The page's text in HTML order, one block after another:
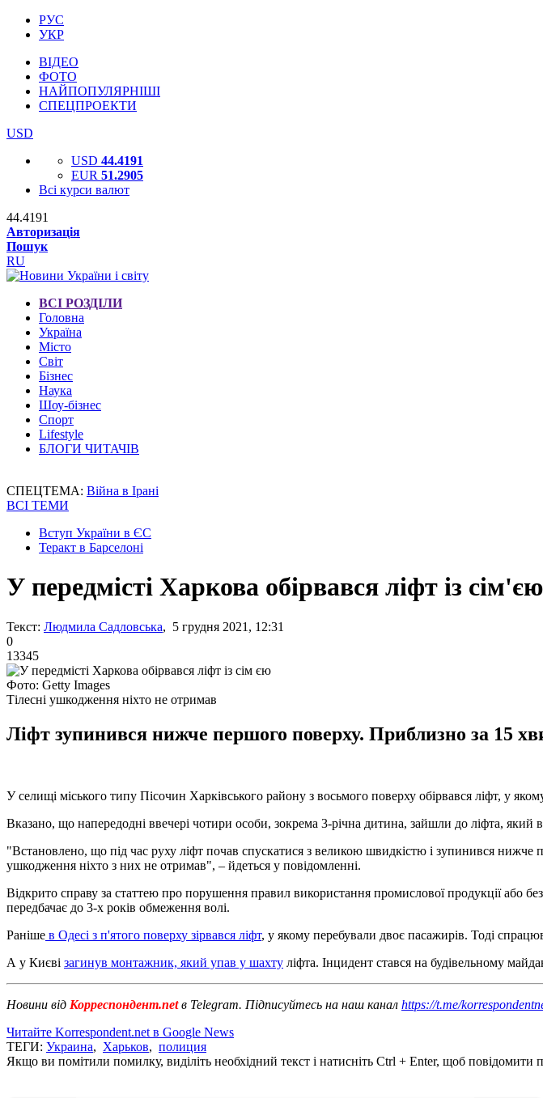
РУС
УКР
ВІДЕО
ФОТО
НАЙПОПУЛЯРНІШІ
СПЕЦПРОЕКТИ
USD
USD 44.4191
EUR 51.2905
Всі курси валют
44.4191
Авторизація
Пошук
RU
ВСІ РОЗДІЛИ
Головна
Україна
Місто
Світ
Бізнес
Наука
Шоу-бізнес
Спорт
Lifestyle
БЛОГИ ЧИТАЧІВ
СПЕЦТЕМА: Війна в Ірані
ВСІ ТЕМИ
Вступ України в ЄС
Теракт в Барселоні
У передмісті Харкова обірвався ліфт із сім'єю
Текст: Людмила Садловська, 5 грудня 2021, 12:31
0
13345
Фото: Getty Images
Тілесні ушкодження ніхто не отримав
Ліфт зупинився нижче першого поверху. Приблизно за 15
У селищі міського типу Пісочин Харківського району з восьмого поверху обірвався ліфт, у
Вказано, що напередодні ввечері чотири особи, зокрема 3-річна дитина, зайшли до ліфта,
"Встановлено, що під час руху ліфт почав спускатися з великою швидкістю і зупинився нижче
ушкодження ніхто з них не отримав", – йдеться у повідомленні.
Відкрито справу за статтею про порушення правил використання промислової продукції або
передбачає до 3-х років обмеження волі.
Раніше в Одесі з п'ятого поверху зірвався ліфт, у якому перебували двоє пасажирів. Тоді
А у Києві загинув монтажник, який упав у шахту ліфта. Інцидент стався на будівельному
Новини від Корреспондент.netв Telegram. Підписуйтесь на наш канал https://t.me/
Читайте Korrespondent.net в Google News
ТЕГИ: Украина, Харьков, полиция
Якщо ви помітили помилку, виділіть необхідний текст і натисніть Ctrl + Enter, щоб повідомити